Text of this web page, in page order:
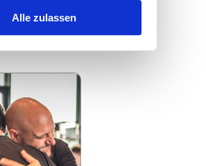
Alle zulassen